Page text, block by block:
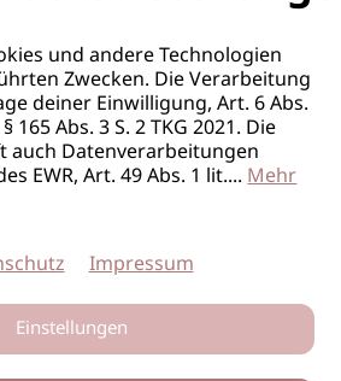
und andere Technologien
Zwecken. Die Verarbeitung
deiner Einwilligung, Art. 6 Abs.
165 Abs. 3 S. 2 TKG 2021. Die
auch Datenverarbeitungen
EWR, Art. 49 Abs. 1 lit....Mehr
Impressum
Einstellungen